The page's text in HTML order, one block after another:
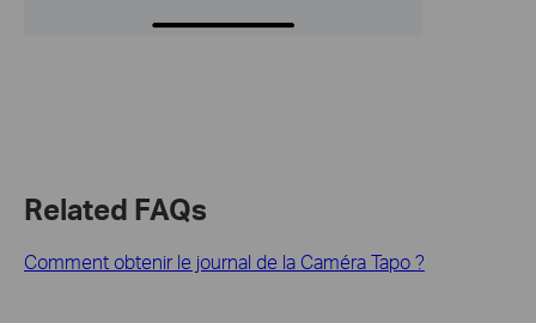
Related FAQs
Comment obtenir le journal de la Caméra Tapo ?